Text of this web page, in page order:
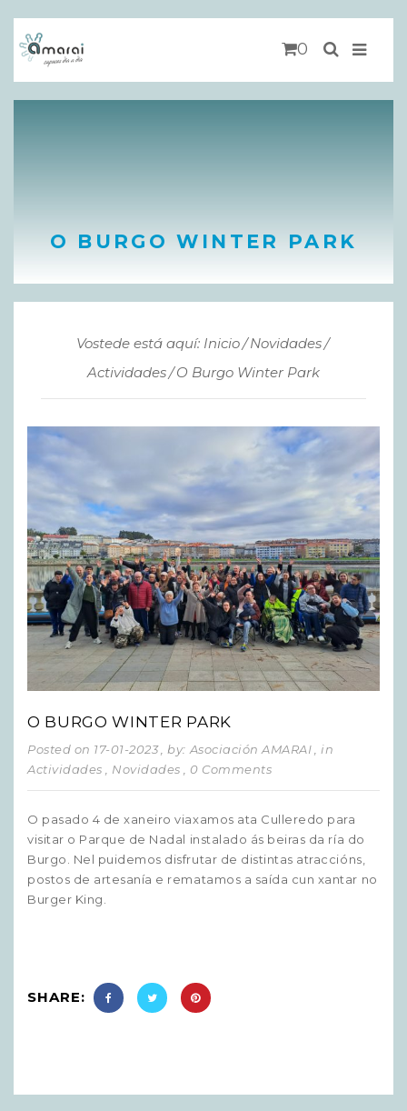
0
O BURGO WINTER PARK
Vostede está aquí: Inicio
Novidades
Actividades
O Burgo Winter Park
O BURGO WINTER PARK
Posted on 17-01-2023 , by: Asociación AMARAI
, in
Actividades
Novidades , 0 Comments
O pasado 4 de xaneiro viaxamos ata Culleredo para
visitar o Parque de Nadal instalado ás beiras da ría do
Burgo. Nel puidemos disfrutar de distintas atraccións,
postos de artesanía e rematamos a saída cun xantar no
Burger King.
SHARE: